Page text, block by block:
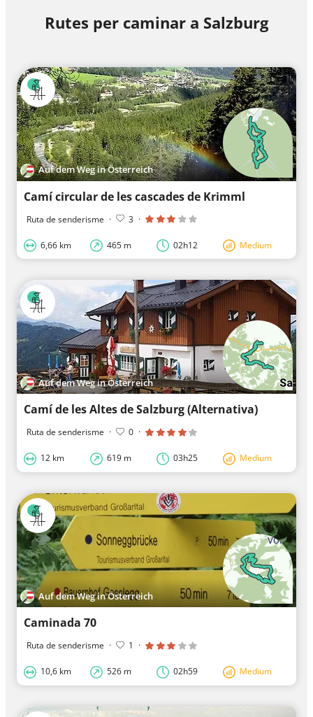
Rutes per caminar a Salzburg
Auf dem Weg in Österreich
Camí circular de les cascades de Krimml
Ruta de senderisme · 3 ·
6,66 km 465 m 02h12 Medium
Auf dem Weg in Österreich
Camí de les Altes de Salzburg (Alternativa)
Ruta de senderisme · 0 ·
12 km 619 m 03h25 Medium
Auf dem Weg in Österreich
Caminada 70
Ruta de senderisme · 1 ·
10,6 km 526 m 02h59 Medium